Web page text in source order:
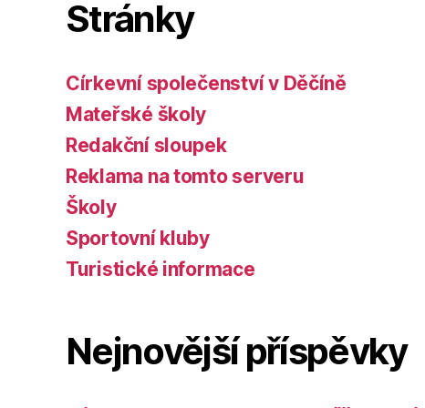
Stránky
Církevní společenství v Děčíně
Mateřské školy
Redakční sloupek
Reklama na tomto serveru
Školy
Sportovní kluby
Turistické informace
Nejnovější příspěvky